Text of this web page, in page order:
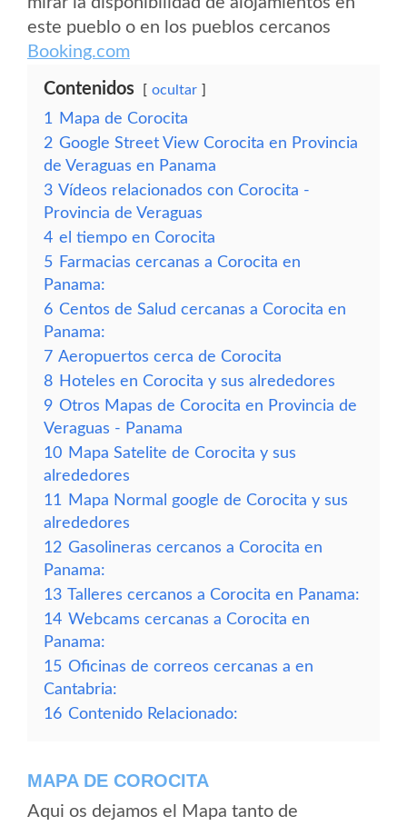
este pueblo o en los pueblos cercanos
Booking.com
Contenidos ocultar
1
Mapa de Corocita
2 Google Street View Corocita en Provincia
de Veraguas en Panama
3 Vídeos relacionados con Corocita -
Provincia de Veraguas
4 el tiempo en Corocita
5 Farmacias cercanas a Corocita en
Panama:
6 Centos de Salud cercanas a Corocita en
Panama:
7 Aeropuertos cerca de Corocita
8 Hoteles en Corocita y sus alrededores
9 Otros Mapas de Corocita en Provincia de
Veraguas - Panama
10 Mapa Satelite de Corocita y sus
alrededores
11
Mapa Normal google de Corocita y sus
alrededores
12 Gasolineras cercanos a Corocita en
Panama:
13 Talleres cercanos a Corocita en Panama:
14 Webcams cercanas a Corocita en
Panama:
15 Oficinas de correos cercanas a en
Cantabria:
16 Contenido Relacionado:
MAPA DE COROCITA
Aqui os dejamos el Mapa tanto de